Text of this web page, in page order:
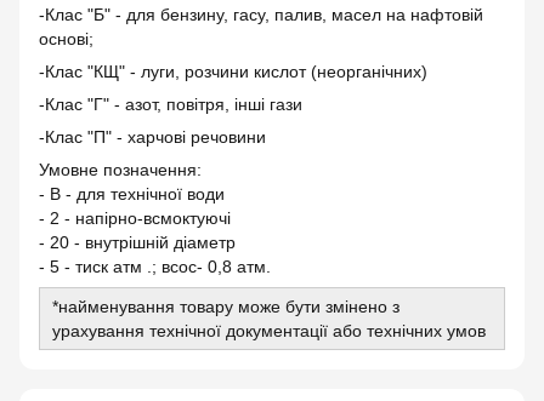
-Клас "Б" - для бензину, гасу, палив, масел на нафтовій
основі;
-Клас "КЩ" - луги, розчини кислот (неорганічних)
-Клас "Г" - азот, повітря, інші гази
-Клас "П" - харчові речовини
Умовне позначення:
- В - для технічної води
- 2 - напірно-всмоктуючі
- 20 - внутрішній діаметр
- 5 - тиск атм .; всос- 0,8 атм.
*найменування товару може бути змінено з
урахування технічної документації або технічних умов